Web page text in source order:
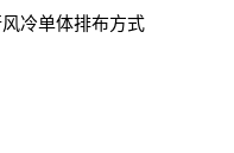
布方式